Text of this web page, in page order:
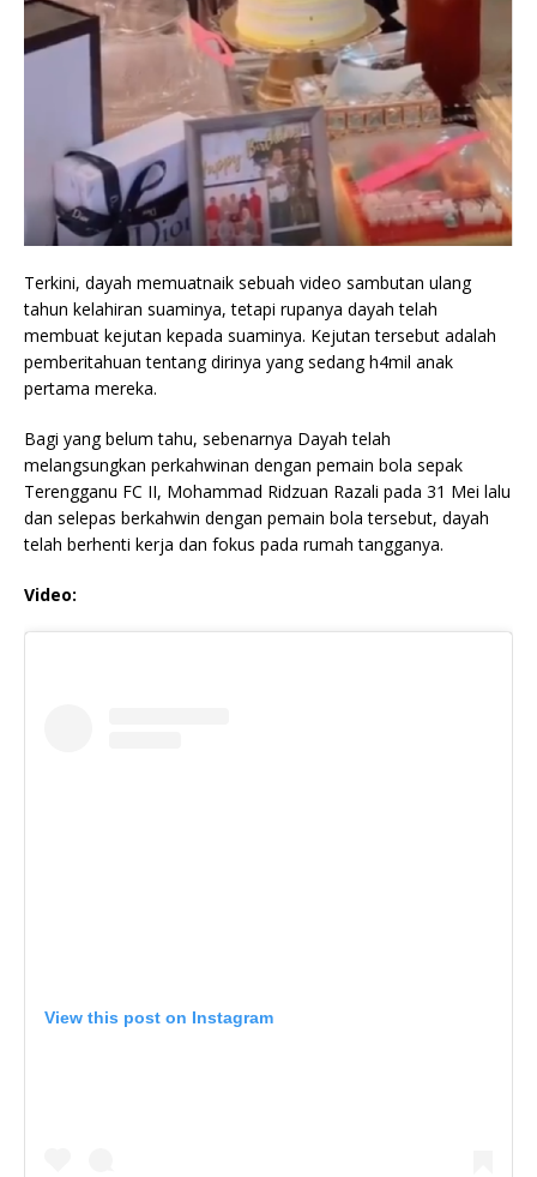
Terkini, dayah memuatnaik sebuah video sambutan ulang
tahun kelahiran suaminya, tetapi rupanya dayah telah
membuat kejutan kepada suaminya. Kejutan tersebut adalah
pemberitahuan tentang dirinya yang sedang h4mil anak
pertama mereka.
Bagi yang belum tahu, sebenarnya Dayah telah
melangsungkan perkahwinan dengan pemain bola sepak
Terengganu FC II, Mohammad Ridzuan Razali pada 31 Mei lalu
dan selepas berkahwin dengan pemain bola tersebut, dayah
telah berhenti kerja dan fokus pada rumah tangganya.
Video:
View this post on Instagram